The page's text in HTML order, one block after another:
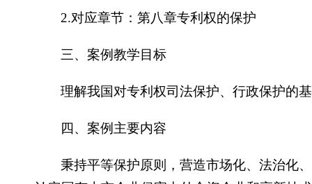
2.对应章节：第八章专利权的保护
三、案例教学目标
理解我国对专利权司法保护、行政保护的
四、案例主要内容
秉持平等保护原则，营造市场化、法治化